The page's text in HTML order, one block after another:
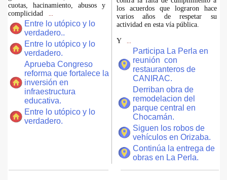
cuotas, hacinamiento, abusos y
complicidad
Entre lo utópico y lo
verdadero..
Entre lo utópico y lo
verdadero.
Aprueba Congreso
reforma que fortalece la
inversión en
infraestructura
educativa.
Entre lo utópico y lo
verdadero.
los acuerdos que lograron hace
varios años de respetar su
actividad en esta vía pública.
Y
Participa La Perla en
reunión con
restauranteros de
CANIRAC.
Derriban obra de
remodelacion del
parque central en
Chocamán.
Siguen los robos de
vehículos en Orizaba.
Continúa la entrega de
obras en La Perla.